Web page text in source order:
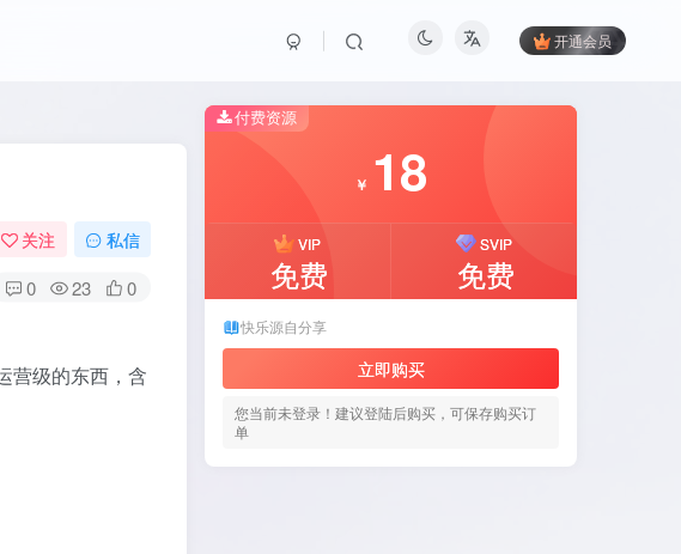
开通会员
关注 私信
0 23 0
营级的东西，含
付费资源
￥ 18
VIP
免费
SVIP
免费
快乐源自分享
立即购买
您当前未登录！建议登陆后购买，可保存购买订
单